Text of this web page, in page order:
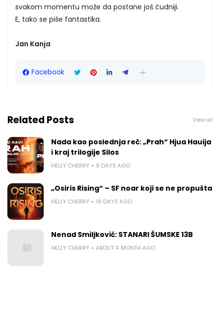
svakom momentu može da postane još čudniji.
E, tako se piše fantastika.
Jan Kanja
Facebook
Related Posts View all
Nada kao poslednja reč: „Prah“ Hjua Hauija
i kraj trilogije Silos
HELLY CHERRY 9 DAYS AGO
„Osiris Rising“ – SF noar koji se ne propušta
HELLY CHERRY 19 DAYS AGO
Nenad Smiljković: STANARI ŠUMSKE 13B
HELLY CHERRY ABOUT A MONTH AGO